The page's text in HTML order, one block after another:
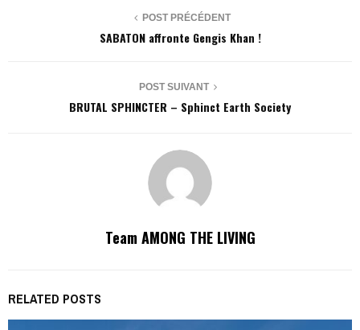
POST PRÉCÉDENT
SABATON affronte Gengis Khan !
POST SUIVANT
BRUTAL SPHINCTER – Sphinct Earth Society
Team AMONG THE LIVING
RELATED POSTS